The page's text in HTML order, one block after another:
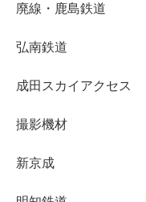
廃線・鹿島鉄道
弘南鉄道
成田スカイアクセス
撮影機材
新京成